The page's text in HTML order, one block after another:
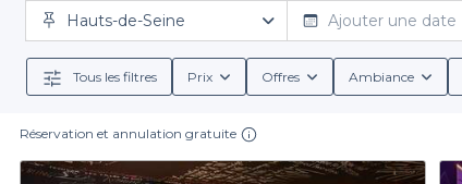
Hauts-de-Seine Ajouter une date
Tous les filtres Prix Offres Ambiance
Réservation et annulation gratuite